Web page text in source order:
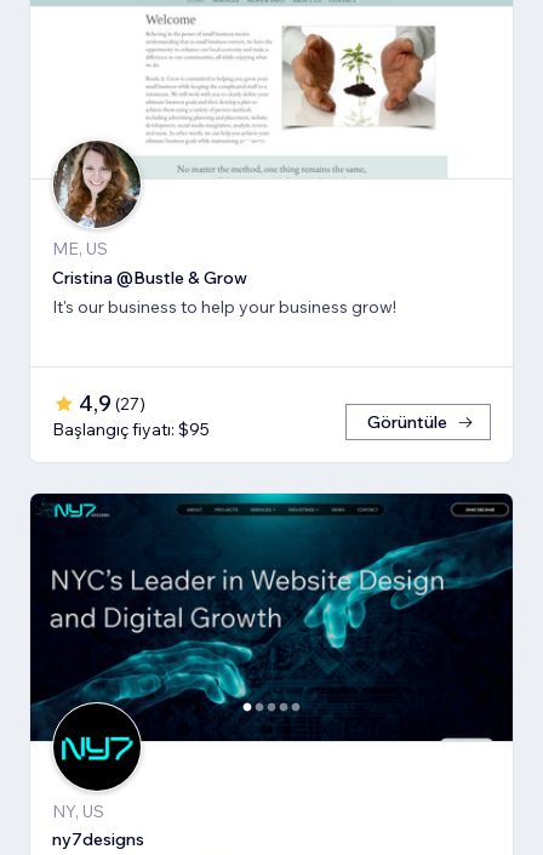
ME, US
Cristina @Bustle & Grow
It's our business to help your business grow!
4,9 (27)
Başlangıç fiyatı: $95
Görüntüle
NY, US
ny7designs